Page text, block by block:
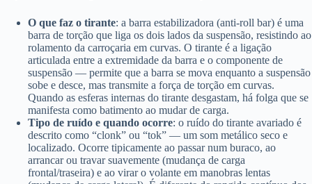
O que faz o tirante: a barra estabilizadora (anti-roll bar) é uma
barra de torção que liga os dois lados da suspensão, resistindo ao
rolamento da carroçaria em curvas. O tirante é a ligação
articulada entre a extremidade da barra e o componente de
suspensão — permite que a barra se mova enquanto a suspensão
sobe e desce, mas transmite a força de torção em curvas.
Quando as esferas internas do tirante desgastam, há folga que se
manifesta como batimento ao mudar de carga.
Tipo de ruído e quando ocorre: o ruído do tirante avariado é
descrito como “clonk” ou “tok” — um som metálico seco e
localizado. Ocorre tipicamente ao passar num buraco, ao
arrancar ou travar suavemente (mudança de carga
frontal/traseira) e ao virar o volante em manobras lentas